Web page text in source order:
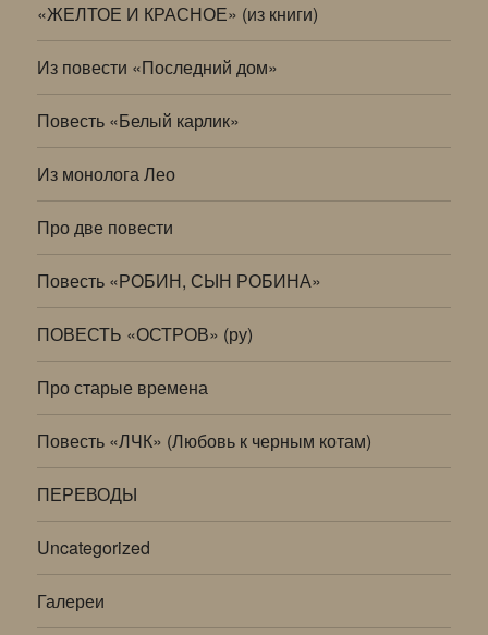
«ЖЕЛТОЕ И КРАСНОЕ» (из книги)
Из повести «Последний дом»
Повесть «Белый карлик»
Из монолога Лео
Про две повести
Повесть «РОБИН, СЫН РОБИНА»
ПОВЕСТЬ «ОСТРОВ» (ру)
Про старые времена
Повесть «ЛЧК» (Любовь к черным котам)
ПЕРЕВОДЫ
Uncategorized
Галереи